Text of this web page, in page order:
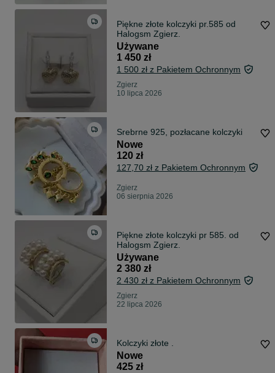
Piękne złote kolczyki pr.585 od
Halogsm Zgierz.
Używane
1 450 zł
1 500 zł z Pakietem Ochronnym
Zgierz
10 lipca 2026
Srebrne 925, pozłacane kolczyki
Nowe
120 zł
127,70 zł z Pakietem Ochronnym
Zgierz
06 sierpnia 2026
Piękne złote kolczyki pr 585. od
Halogsm Zgierz.
Używane
2 380 zł
2 430 zł z Pakietem Ochronnym
Zgierz
22 lipca 2026
Kolczyki złote .
Nowe
425 zł